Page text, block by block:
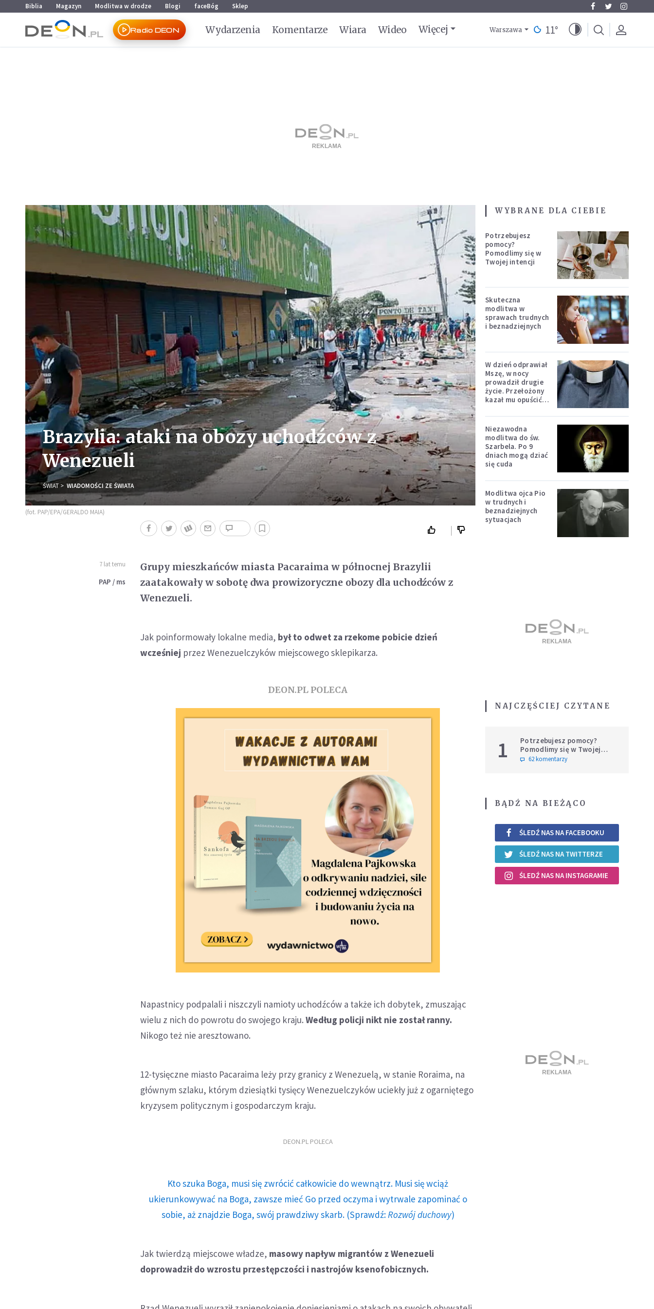
Przejdź do menu głównego
Przejdź do treści
Biblia Magazyn Modlitwa w drodze Blogi faceBóg Sklep
Radio DEON Wydarzenia Komentarze Wiara Wideo Więcej Warszawa 11°
Brazylia: ataki na obozy uchodźców z
Wenezueli
ŚWIAT WIADOMOŚCI ZE ŚWIATA
(fot. PAP/EPA/GERALDO MAIA)
7 lat temu
PAP / ms
Grupy mieszkańców miasta Pacaraima w północnej Brazylii
zaatakowały w sobotę dwa prowizoryczne obozy dla uchodźców z
Wenezueli.
Jak poinformowały lokalne media, był to odwet za rzekome pobicie dzień
wcześniej przez Wenezuelczyków miejscowego sklepikarza.
DEON.PL POLECA
Napastnicy podpalali i niszczyli namioty uchodźców a także ich dobytek, zmuszając
wielu z nich do powrotu do swojego kraju.Według policji nikt nie został ranny.
Nikogo też nie aresztowano.
12-tysięczne miasto Pacaraima leży przy granicy z Wenezuelą, w stanie Roraima, na
głównym szlaku, którym dziesiątki tysięcy Wenezuelczyków uciekły już z ogarniętego
kryzysem politycznym i gospodarczym kraju.
DEON.PL POLECA
Kto szuka Boga, musi się zwrócić całkowicie do wewnątrz. Musi się wciąż
ukierunkowywać na Boga, zawsze mieć Go przed oczyma i wytrwale zapominać o
sobie, aż znajdzie Boga, swój prawdziwy skarb. (Sprawdź: Rozwój duchowy)
Jak twierdzą miejscowe władze, masowy napływ migrantów z Wenezueli
doprowadził do wzrostu przestępczości i nastrojów ksenofobicznych.
WYBRANE DLA CIEBIE
Potrzebujesz
pomocy?
Pomodlimy się w
Twojej intencji
Skuteczna
modlitwa w
sprawach trudnych
i beznadziejnych
W dzień odprawiał
Mszę, w nocy
prowadził drugie
życie. Przełożony
kazał mu opuścić
Niezawodna
modlitwa do św.
Szarbela. Po 9
dniach mogą dziać
się cuda
Modlitwa ojca Pio
w trudnych i
beznadziejnych
sytuacjach
NAJCZĘŚCIEJ CZYTANE
1
Potrzebujesz pomocy?
Pomodlimy się w Twojej
intencji
62 komentarzy
BĄDŹ NA BIEŻĄCO
ŚLEDŹ NAS NA FACEBOOKU
ŚLEDŹ NAS NA TWITTERZE
ŚLEDŹ NAS NA INSTAGRAMIE